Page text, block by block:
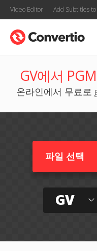
Video Editor Add Subtitles
GV에서
온라인에서 무료로
파일 선택
GV